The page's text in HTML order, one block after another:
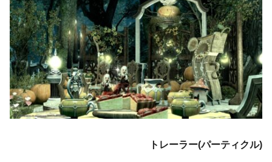
トレーラー(パーティクル)